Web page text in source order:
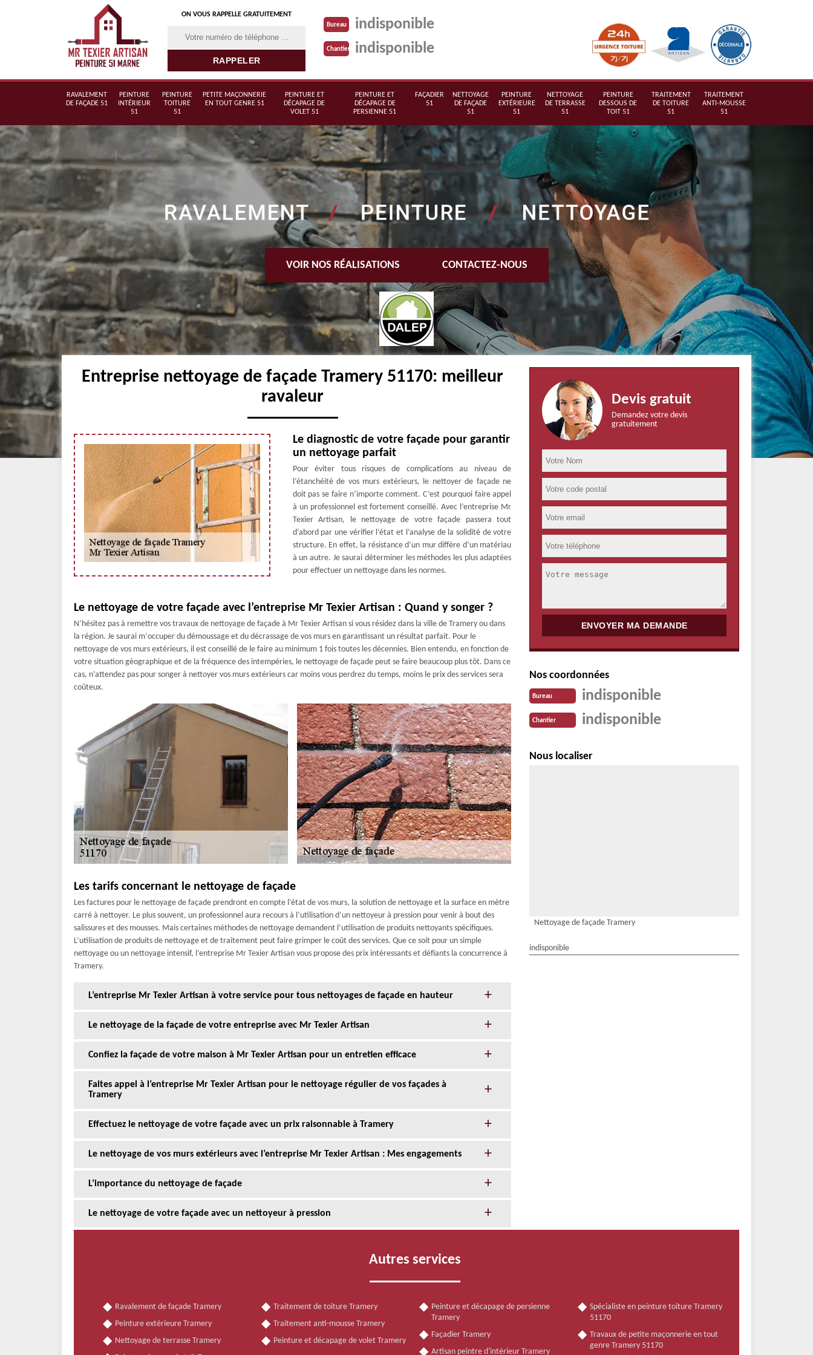
ON VOUS RAPPELLE GRATUITEMENT
Bureau indisponible
Chantier indisponible
RAVALEMENT
DE FAÇADE 51
PEINTURE
INTÉRIEUR
51
PEINTURE
TOITURE
51
PETITE MAÇONNERIE
EN TOUT GENRE 51
PEINTURE ET
DÉCAPAGE DE
VOLET 51
PEINTURE ET
DÉCAPAGE DE
PERSIENNE 51
FAÇADIER
51
NETTOYAGE
DE FAÇADE
51
PEINTURE
EXTÉRIEURE
51
NETTOYAGE
DE TERRASSE
51
PEINTURE
DESSOUS DE
TOIT 51
TRAITEMENT
DE TOITURE
51
TRAITEMENT
ANTI-MOUSSE
51
VOIR NOS RÉALISATIONS CONTACTEZ-NOUS
Entreprise nettoyage de façade Tramery 51170: meilleur
ravaleur
Le diagnostic de votre façade pour garantir
un nettoyage parfait
Pour éviter tous risques de complications au niveau de
l’étanchéité de vos murs extérieurs, le nettoyer de façade ne
doit pas se faire n’importe comment. C’est pourquoi faire appel
à un professionnel est fortement conseillé. Avec l’entreprise Mr
Texier Artisan, le nettoyage de votre façade passera tout
d’abord par une vérifier l’état et l’analyse de la solidité de votre
structure. En effet, la résistance d’un mur diffère d’un matériau
à un autre. Je saurai déterminer les méthodes les plus adaptées
pour effectuer un nettoyage dans les normes.
Le nettoyage de votre façade avec l’entreprise Mr Texier Artisan : Quand y songer ?
N’hésitez pas à remettre vos travaux de nettoyage de façade à Mr Texier Artisan si vous résidez dans la ville de Tramery ou dans
la région. Je saurai m‘occuper du démoussage et du décrassage de vos murs en garantissant un résultat parfait. Pour le
nettoyage de vos murs extérieurs, il est conseillé de le faire au minimum 1 fois toutes les décennies. Bien entendu, en fonction de
votre situation géographique et de la fréquence des intempéries, le nettoyage de façade peut se faire beaucoup plus tôt. Dans ce
cas, n’attendez pas pour songer à nettoyer vos murs extérieurs car moins vous perdrez du temps, moins le prix des services sera
coûteux.
Les tarifs concernant le nettoyage de façade
Les factures pour le nettoyage de façade prendront en compte l’état de vos murs, la solution de nettoyage et la surface en mètre
carré à nettoyer. Le plus souvent, un professionnel aura recours à l’utilisation d’un nettoyeur à pression pour venir à bout des
salissures et des mousses. Mais certaines méthodes de nettoyage demandent l’utilisation de produits nettoyants spécifiques.
L’utilisation de produits de nettoyage et de traitement peut faire grimper le coût des services. Que ce soit pour un simple
nettoyage ou un nettoyage intensif, l’entreprise Mr Texier Artisan vous propose des prix intéressants et défiants la concurrence à
Tramery.
L’entreprise Mr Texier Artisan à votre service pour tous nettoyages de façade en hauteur
Le nettoyage de la façade de votre entreprise avec Mr Texier Artisan
Confiez la façade de votre maison à Mr Texier Artisan pour un entretien efficace
Faites appel à l’entreprise Mr Texier Artisan pour le nettoyage régulier de vos façades à
Tramery
Effectuez le nettoyage de votre façade avec un prix raisonnable à Tramery
Le nettoyage de vos murs extérieurs avec l’entreprise Mr Texier Artisan : Mes engagements
L’importance du nettoyage de façade
Le nettoyage de votre façade avec un nettoyeur à pression
Devis gratuit
Demandez votre devis
gratuitement
Nos coordonnées
Bureau indisponible
Chantier indisponible
Nous localiser
Nettoyage de façade Tramery
indisponible
Autres services
Ravalement de façade Tramery
Peinture extérieure Tramery
Nettoyage de terrasse Tramery
Traitement de toiture Tramery
Traitement anti-mousse Tramery
Peinture et décapage de volet Tramery
Peinture et décapage de persienne
Tramery
Façadier Tramery
Artisan peintre d'intérieur Tramery
Spécialiste en peinture toiture Tramery
51170
Travaux de petite maçonnerie en tout
genre Tramery 51170